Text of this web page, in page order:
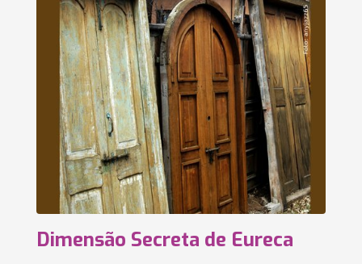
Dimensão Secreta de Eureca